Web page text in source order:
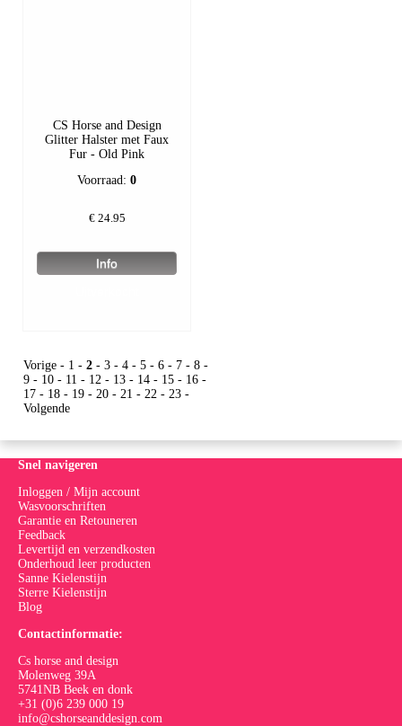
CS Horse and Design
Glitter Halster met Faux
Fur - Old Pink
Voorraad:0
€ 24.95
Vorige - 1 - 2 - 3 - 4 - 5 - 6 - 7 - 8 -
9 - 10 - 11 - 12 - 13 - 14 - 15 - 16 -
17 - 18 - 19 - 20 - 21 - 22 - 23 -
Volgende
Snel navigeren
Inloggen / Mijn account
Wasvoorschriften
Garantie en Retouneren
Feedback
Levertijd en verzendkosten
Onderhoud leer producten
Sanne Kielenstijn
Sterre Kielenstijn
Blog
Contactinformatie:
Cs horse and design
Molenweg 39A
5741NB Beek en donk
+31 (0)6 239 000 19
info@cshorseanddesign.com